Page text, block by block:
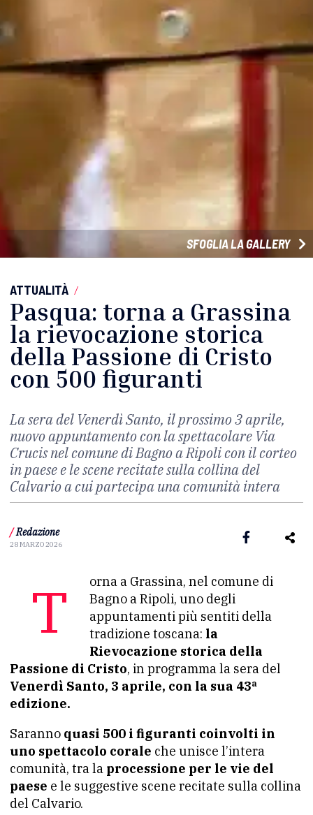
SFOGLIA LA GALLERY
ATTUALITÀ /
Pasqua: torna a Grassina
la rievocazione storica
della Passione di Cristo
con 500 figuranti
La sera del Venerdì Santo, il prossimo 3 aprile,
nuovo appuntamento con la spettacolare Via
Crucis nel comune di Bagno a Ripoli con il corteo
in paese e le scene recitate sulla collina del
Calvario a cui partecipa una comunità intera
/ Redazione
28 MARZO 2026
Torna a Grassina, nel comune di
Bagno a Ripoli, uno degli
appuntamenti più sentiti della
tradizione toscana: la
Rievocazione storica della
Passione di Cristo, in programma la sera del
Venerdì Santo, 3 aprile, con la sua 43ª
edizione.
Saranno quasi 500 i figuranti coinvolti in
uno spettacolo corale che unisce l’intera
comunità, tra la processione per le vie del
paese e le suggestive scene recitate sulla collina
del Calvario.